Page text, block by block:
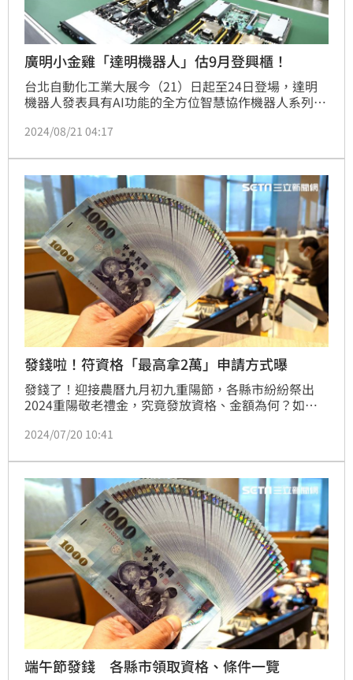
廣明小金雞「達明機器人」估9月登興櫃！
台北自動化工業大展今（21）日起至24日登場，達明
機器人發表具有AI功能的全方位智慧協作機器人系列
及業界領先的高負載能力。董事長何世池指出，目前已
牌上市。（記者：王翊綺）
2024/08/21 04:17
發錢啦！符資格「最高拿2萬」申請方式曝
發錢了！迎接農曆九月初九重陽節，各縣市紛紛祭出
2024重陽敬老禮金，究竟發放資格、金額為何？如何
權益。
2024/07/20 10:41
端午節發錢 各縣市領取資格、條件一覽